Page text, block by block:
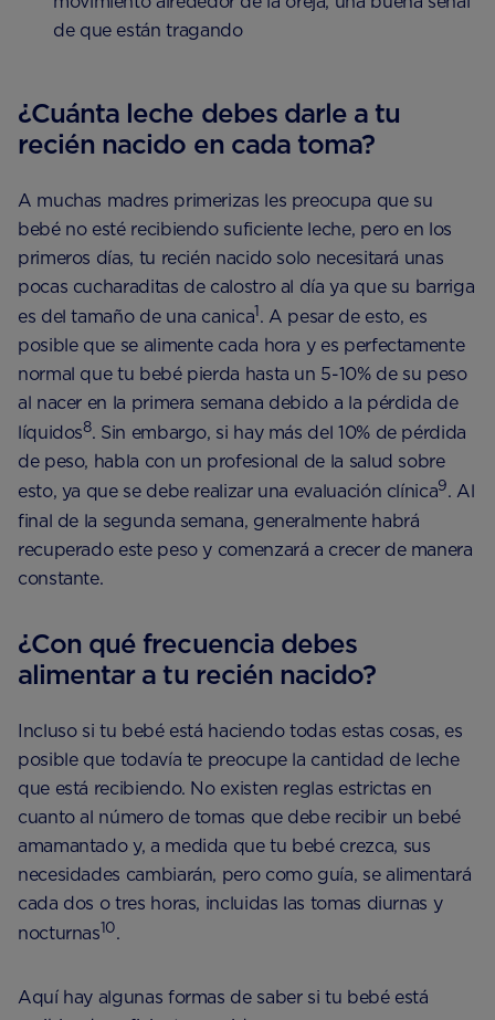
de que están tragando
¿Cuánta leche debes darle a tu
recién nacido en cada toma?
A muchas madres primerizas les preocupa que su
bebé no esté recibiendo suficiente leche, pero en los
primeros días, tu recién nacido solo necesitará unas
pocas cucharaditas de calostro al día ya que su barriga
es del tamaño de una canica1. A pesar de esto, es
posible que se alimente cada hora y es perfectamente
normal que tu bebé pierda hasta un 5-10% de su peso
al nacer en la primera semana debido a la pérdida de
líquidos8. Sin embargo, si hay más del 10% de pérdida
de peso, habla con un profesional de la salud sobre
esto, ya que se debe realizar una evaluación clínica9. Al
final de la segunda semana, generalmente habrá
recuperado este peso y comenzará a crecer de manera
constante.
¿Con qué frecuencia debes
alimentar a tu recién nacido?
Incluso si tu bebé está haciendo todas estas cosas, es
posible que todavía te preocupe la cantidad de leche
que está recibiendo. No existen reglas estrictas en
cuanto al número de tomas que debe recibir un bebé
amamantado y, a medida que tu bebé crezca, sus
necesidades cambiarán, pero como guía, se alimentará
cada dos o tres horas, incluidas las tomas diurnas y
nocturnas10.
Aquí hay algunas formas de saber si tu bebé está